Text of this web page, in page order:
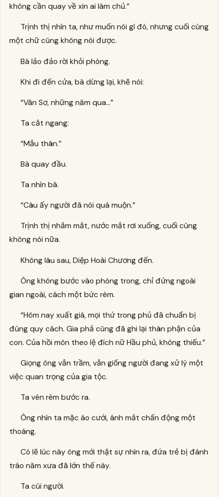
không cần quay về xin ai làm chủ.”
Trịnh thị nhìn ta, như muốn nói gì đó, nhưng cuối cùng
một chữ cũng không nói được.
Bà lảo đảo rời khỏi phòng.
Khi đi đến cửa, bà dừng lại, khẽ nói:
“Vãn Sơ, những năm qua…”
Ta cắt ngang:
“Mẫu thân.”
Bà quay đầu.
Ta nhìn bà.
“Câu ấy người đã nói quá muộn.”
Trịnh thị nhắm mắt, nước mắt rơi xuống, cuối cùng
không nói nữa.
Không lâu sau, Diệp Hoài Chương đến.
Ông không bước vào phòng trong, chỉ đứng ngoài
gian ngoài, cách một bức rèm.
“Hôm nay xuất giá, mọi thứ trong phủ đã chuẩn bị
đúng quy cách. Gia phả cũng đã ghi lại thân phận của
con. Của hồi môn theo lệ đích nữ Hầu phủ, không thiếu.”
Giọng ông vẫn trầm, vẫn giống người đang xử lý một
việc quan trọng của gia tộc.
Ta vén rèm bước ra.
Ông nhìn ta mặc áo cưới, ánh mắt chấn động một
thoáng.
Có lẽ lúc này ông mới thật sự nhìn ra, đứa trẻ bị đánh
tráo năm xưa đã lớn thế này.
Ta cúi người.